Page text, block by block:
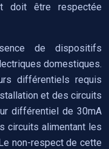
doit être respectée
de dispositifs
domestiques.
différentiels requis
et des circuits
différentiel de 30mA
circuits alimentant les
non-respect de cette